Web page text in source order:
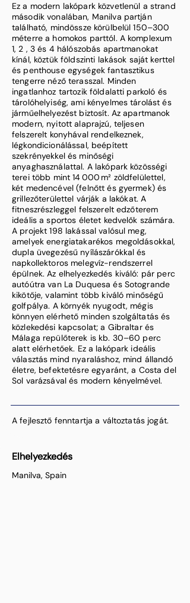
Ez a modern lakópark közvetlenül a strand
második vonalában, Manilva partján
található, mindössze körülbelül 150–300
méterre a homokos parttól. A komplexum
1, 2 , 3 és 4 hálószobás apartmanokat
kínál, köztük földszinti lakások saját kerttel
és penthouse egységek fantasztikus
tengerre néző terasszal. Minden
ingatlanhoz tartozik földalatti parkoló és
tárolóhelyiség, ami kényelmes tárolást és
járműelhelyezést biztosít. Az apartmanok
modern, nyitott alaprajzú, teljesen
felszerelt konyhával rendelkeznek,
légkondicionálással, beépített
szekrényekkel és minőségi
anyaghasználattal. A lakópark közösségi
terei több mint 14 000 m² zöldfelülettel,
két medencével (felnőtt és gyermek) és
grillezőterülettel várják a lakókat. A
fitneszrészleggel felszerelt edzőterem
ideális a sportos életet kedvelők számára.
A projekt 198 lakással valósul meg,
amelyek energiatakarékos megoldásokkal,
dupla üvegezésű nyílászárókkal és
napkollektoros melegvíz-rendszerrel
épülnek. Az elhelyezkedés kiváló: pár perc
autóútra van La Duquesa és Sotogrande
kikötője, valamint több kiváló minőségű
golfpálya. A környék nyugodt, mégis
könnyen elérhető minden szolgáltatás és
közlekedési kapcsolat; a Gibraltar és
Málaga repülőterek is kb. 30–60 perc
alatt elérhetőek. Ez a lakópark ideális
választás mind nyaraláshoz, mind állandó
életre, befektetésre egyaránt, a Costa del
Sol varázsával és modern kényelmével.
A fejlesztő fenntartja a változtatás jogát.
Elhelyezkedés
Manilva, Spain